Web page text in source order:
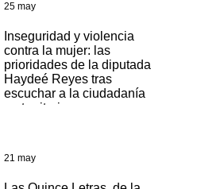
Inseguridad y violencia
contra la mujer: las
prioridades de la diputada
Haydeé Reyes tras
escuchar a la ciudadanía
en territorio
25 may
21 may